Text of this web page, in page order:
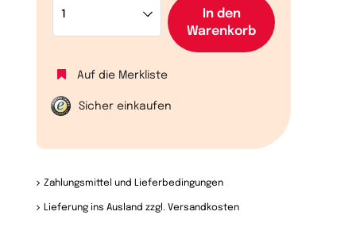
In den
Warenkorb
Auf die Merkliste
Sicher einkaufen
Zahlungsmittel und Lieferbedingungen
Lieferung ins Ausland zzgl. Versandkosten